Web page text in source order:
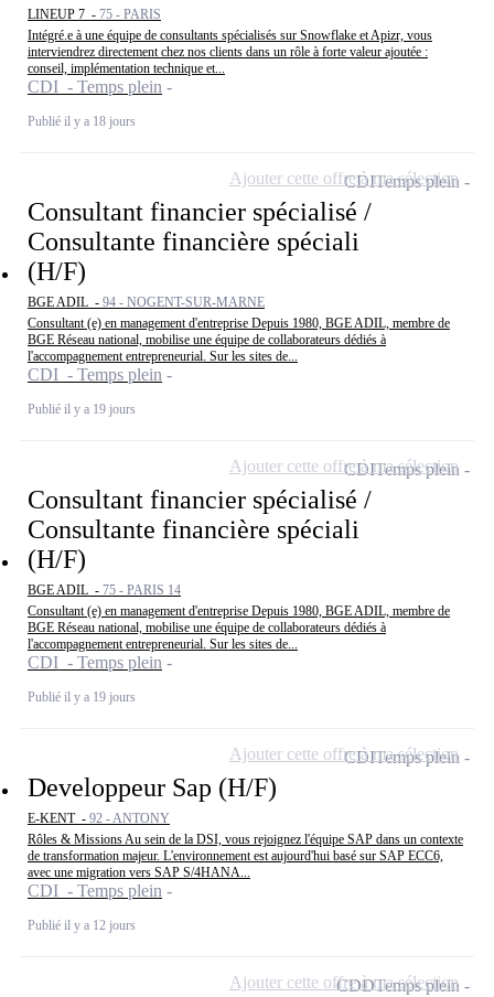
LINEUP 7 - 75 - PARIS
Intégré.e à une équipe de consultants spécialisés sur Snowflake et Apizr, vous
interviendrez directement chez nos clients dans un rôle à forte valeur ajoutée :
conseil, implémentation technique et...
CDI - Temps plein
Publié il y a 18 jours
Consultant financier spécialisé /
Consultante financière spéciali
(H/F)
BGE ADIL - 94 - NOGENT-SUR-MARNE
Consultant (e) en management d'entreprise Depuis 1980, BGE ADIL, membre de
BGE Réseau national, mobilise une équipe de collaborateurs dédiés à
l'accompagnement entrepreneurial. Sur les sites de...
CDI - Temps plein
Publié il y a 19 jours
CDITemps plein
Ajouter cette offre à ma sélection
Consultant financier spécialisé /
Consultante financière spéciali
(H/F)
BGE ADIL - 75 - PARIS 14
Consultant (e) en management d'entreprise Depuis 1980, BGE ADIL, membre de
BGE Réseau national, mobilise une équipe de collaborateurs dédiés à
l'accompagnement entrepreneurial. Sur les sites de...
CDI - Temps plein
Publié il y a 19 jours
CDITemps plein
Ajouter cette offre à ma sélection
Developpeur Sap (H/F)
E-KENT - 92 - ANTONY
Rôles & Missions Au sein de la DSI, vous rejoignez l'équipe SAP dans un contexte
de transformation majeur. L'environnement est aujourd'hui basé sur SAP ECC6,
avec une migration vers SAP S/4HANA...
CDI - Temps plein
Publié il y a 12 jours
CDITemps plein
Ajouter cette offre à ma sélection
CDDTemps plein
Ajouter cette offre à ma sélection